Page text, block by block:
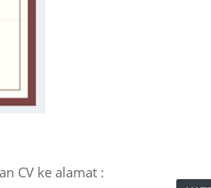
CV ke alamat :